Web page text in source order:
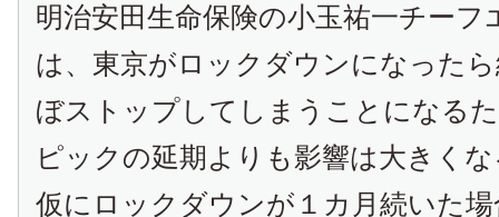
明治安田生命保険の小玉祐一チーフ
は、東京がロックダウンになった
ぼストップしてしまうことになる
ピックの延期よりも影響は大きく
仮にロックダウンが１カ月続いた